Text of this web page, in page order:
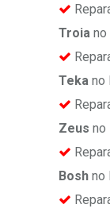
Troia no
Teka no
Zeus no
Bosh no